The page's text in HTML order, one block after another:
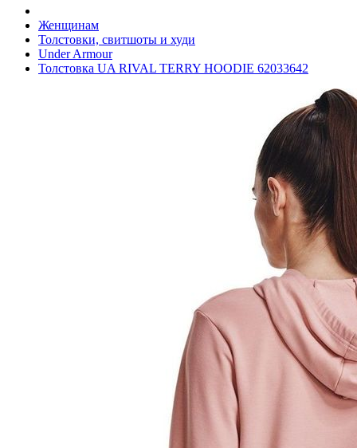
Женщинам
Толстовки, свитшоты и худи
Under Armour
Толстовка UA RIVAL TERRY HOODIE 62033642